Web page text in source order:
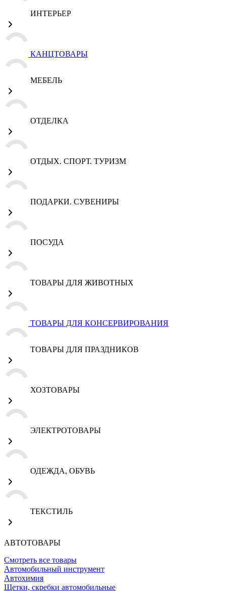
ИНТЕРЬЕР
КАНЦТОВАРЫ
МЕБЕЛЬ
ОТДЕЛКА
ОТДЫХ. СПОРТ. ТУРИЗМ
ПОДАРКИ. СУВЕНИРЫ
ПОСУДА
ТОВАРЫ ДЛЯ ЖИВОТНЫХ
ТОВАРЫ ДЛЯ КОНСЕРВИРОВАНИЯ
ТОВАРЫ ДЛЯ ПРАЗДНИКОВ
ХОЗТОВАРЫ
ЭЛЕКТРОТОВАРЫ
ОДЕЖДА, ОБУВЬ
ТЕКСТИЛЬ
АВТОТОВАРЫ
Смотреть все товары
Автомобильный инструмент
Автохимия
Щетки, скребки автомобильные